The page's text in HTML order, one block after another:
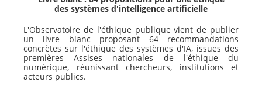
des systèmes d'intelligence artificielle
L'Observatoire de l'éthique publique vient de publier
un livre blanc proposant 64 recommandations
concrètes sur l'éthique des systèmes d'IA, issues des
premières Assises nationales de l'éthique du
numérique, réunissant chercheurs, institutions et
acteurs publics.